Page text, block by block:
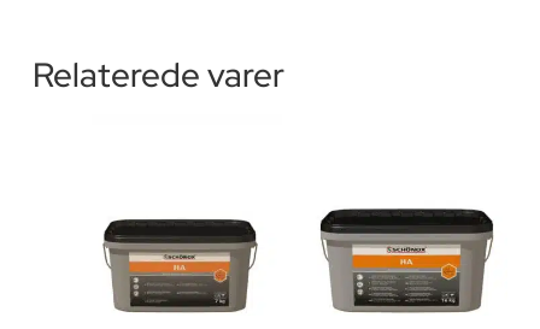
Relaterede varer